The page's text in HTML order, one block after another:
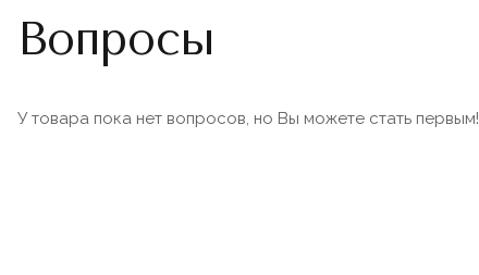
Вопросы
У товара пока нет вопросов, но Вы можете стать первым!